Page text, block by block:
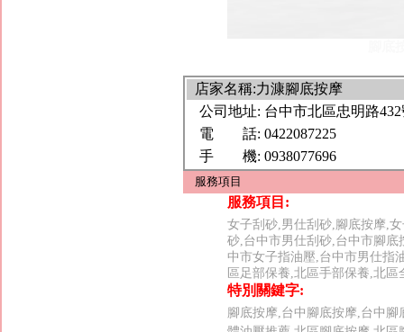
店家名稱:力漮腳底按摩
公司地址: 台中市北區忠明路
電 話: 0422087225
手 機: 0938077696
服務項目
服務項目:
女子刮砂,男仕刮砂,腳底按摩,
砂,台中市男仕刮砂,台中市腳
中市女子指油壓,台中市男仕指
區足部保養,北區手部保養,北
特別關鍵字:
腳底按摩,台中腳底按摩,台中